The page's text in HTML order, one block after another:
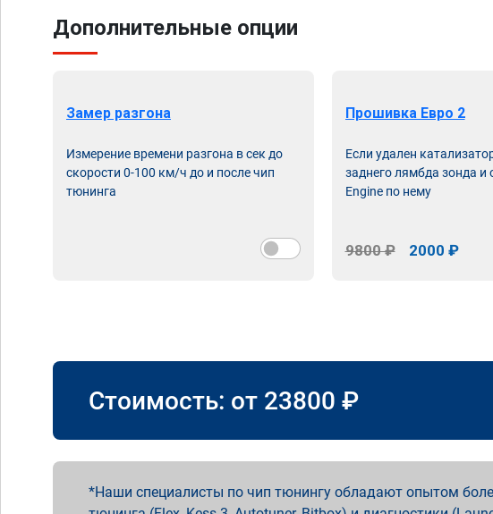
Дополнительные опции
Замер разгона
Измерение времени разгона в сек до
скорости 0-100 км/ч до и после чип
тюнинга
Прошивка Евро 2
Если удален
заднего лямбда зонда и
Engine по нему
9800 ₽ 2000 ₽
Стоимость: от 23800 ₽
Наши специалисты по чип тюнингу обладают опытом